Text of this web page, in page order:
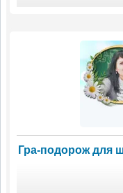
Гра-подорож для